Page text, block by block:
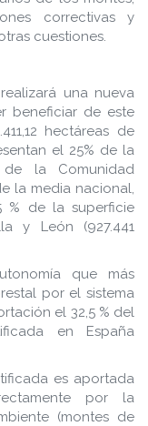
correctivas y
cuestiones.
una nueva
beneficiar de este
hectáreas de
el 25% de la
la Comunidad
la media nacional,
% de la superficie
y León (927.441
que más
por el sistema
el 32,5 % del
en España
es aportada
por la
(montes de